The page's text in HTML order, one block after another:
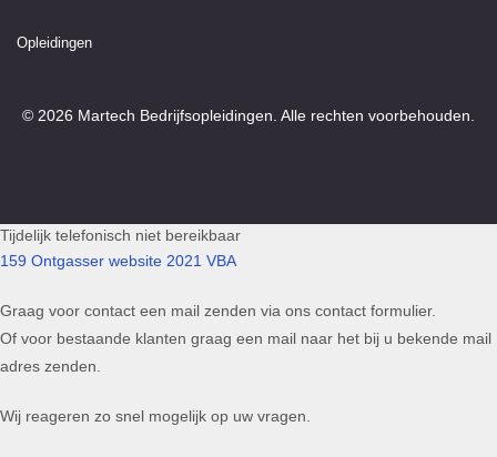
Opleidingen
© 2026 Martech Bedrijfsopleidingen. Alle rechten voorbehouden.
Tijdelijk telefonisch niet bereikbaar
159 Ontgasser website 2021 VBA
Graag voor contact een mail zenden via ons contact formulier.
Of voor bestaande klanten graag een mail naar het bij u bekende mail
adres zenden.
Wij reageren zo snel mogelijk op uw vragen.